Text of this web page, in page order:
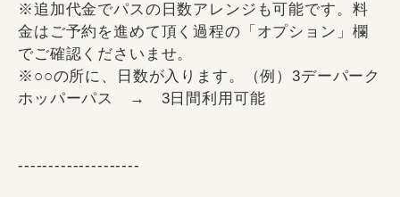
※追加代金でパスの日数アレンジも可能です。料
金はご予約を進めて頂く過程の「オプション」欄
でご確認くださいませ。
※○○の所に、日数が入ります。（例）3デーパーク
ホッパーパス → 3日間利用可能
--------------------